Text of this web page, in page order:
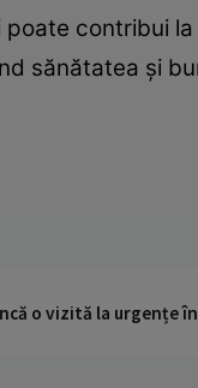
contribui
sănătatea și
o vizită la urgențe